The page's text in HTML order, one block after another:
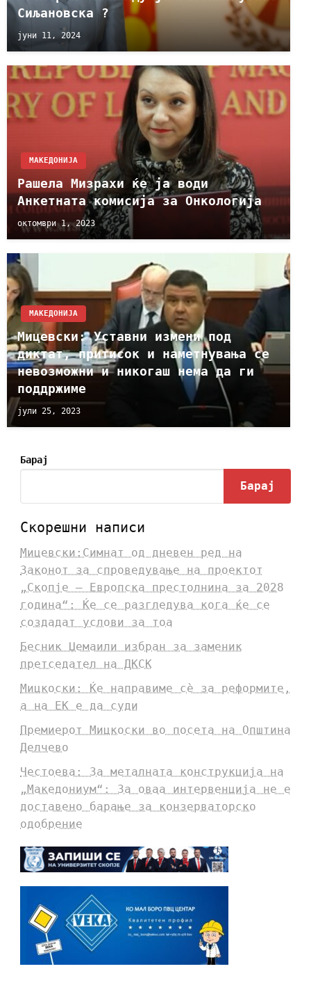
Сиљановска ?
јуни 11, 2024
МАКЕДОНИЈА
Рашела Мизрахи ќе ја води
Анкетната комисија за Онкологија
октомври 1, 2023
МАКЕДОНИЈА
Мицевски: Уставни измени под
диктат, притисок и наметнувања се
невозможни и никогаш нема да ги
поддржиме
јули 25, 2023
Барај
Барај
Скорешни написи
Мицевски:Симнат од дневен ред на
Законот за спроведување на проектот
„Скопје – Европска престолнина за 2028
година“: Ќе се разгледува кога ќе се
создадат услови за тоа
Бесник Џемаили избран за заменик
претседател на ДКСК
Мицкоски: Ќе направиме сè за реформите,
а на ЕК е да суди
Премиерот Мицкоски во посета на Општина
Делчево
Честоева: За металната конструкција на
„Македониум“: За оваа интервенција не е
доставено барање за конзерваторско
одобрение